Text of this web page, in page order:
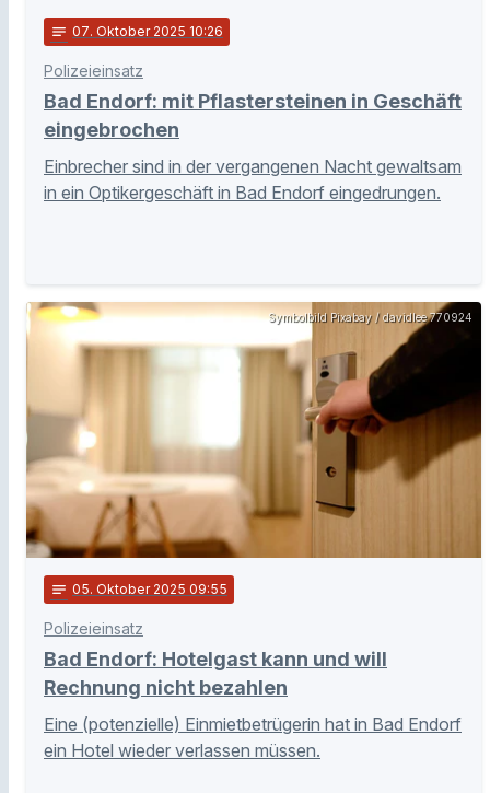
notes 07. Oktober 2025 10:26
Polizeieinsatz
Bad Endorf: mit Pflastersteinen in Geschäft
eingebrochen
Einbrecher sind in der vergangenen Nacht gewaltsam
in ein Optikergeschäft in Bad Endorf eingedrungen.
Symbolbild Pixabay / davidlee 770924
notes 05. Oktober 2025 09:55
Polizeieinsatz
Bad Endorf: Hotelgast kann und will
Rechnung nicht bezahlen
Eine (potenzielle) Einmietbetrügerin hat in Bad Endorf
ein Hotel wieder verlassen müssen.